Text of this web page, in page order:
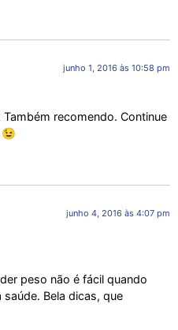
junho 1, 2016 às 10:58 pm
recomendo. Continue
😉
junho 4, 2016 às 4:07 pm
peso não é fácil quando
Bela dicas, que